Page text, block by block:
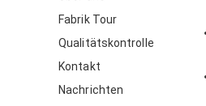
Fabrik Tour
Qualitätskontrolle
Kontakt
Nachrichten